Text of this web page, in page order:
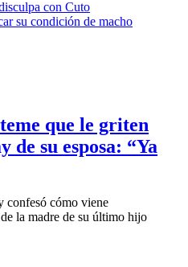
que le griten
de su esposa: “Ya
confesó cómo viene
la madre de su último hijo